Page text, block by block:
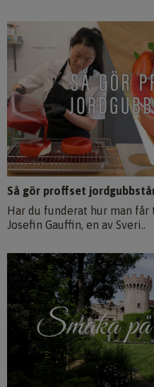
Så gör proffset
Har du funderat hur man
Josefin Gauffin, en av Sveri..